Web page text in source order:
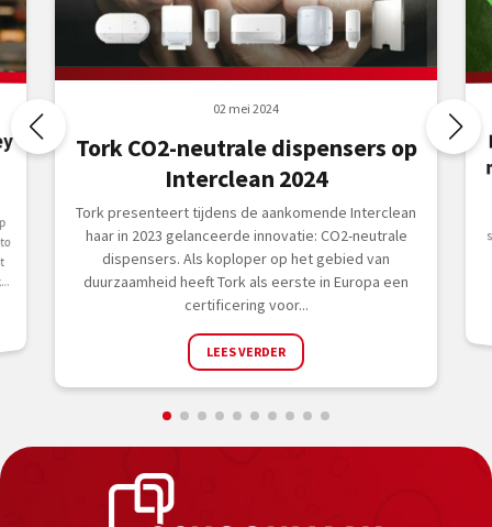
02 mei 2024
Tork CO2-neutrale dispensers op
Interclean 2024
Tork presenteert tijdens de aankomende Interclean
haar in 2023 gelanceerde innovatie: CO2-neutrale
dispensers. Als koploper op het gebied van
duurzaamheid heeft Tork als eerste in Europa een
certificering voor...
LEES VERDER